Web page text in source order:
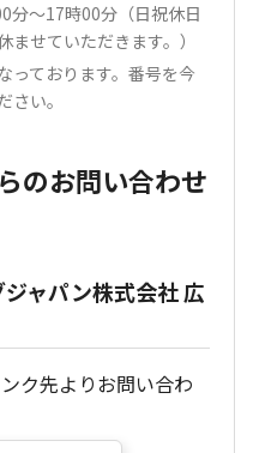
分～17時00分（日祝休日
ませていただきます。）
っております。番号を今
さい。
のお問い合わせ
ャパン株式会社 広
ク先よりお問い合わ